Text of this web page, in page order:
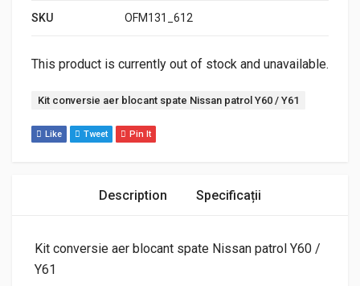
SKU OFM131_612
This product is currently out of stock and unavailable.
Etichetă:
Kit conversie aer blocant spate Nissan patrol Y60 / Y61
Like Tweet Pin It
Description Specificații
Kit conversie aer blocant spate Nissan patrol Y60 /
Y61